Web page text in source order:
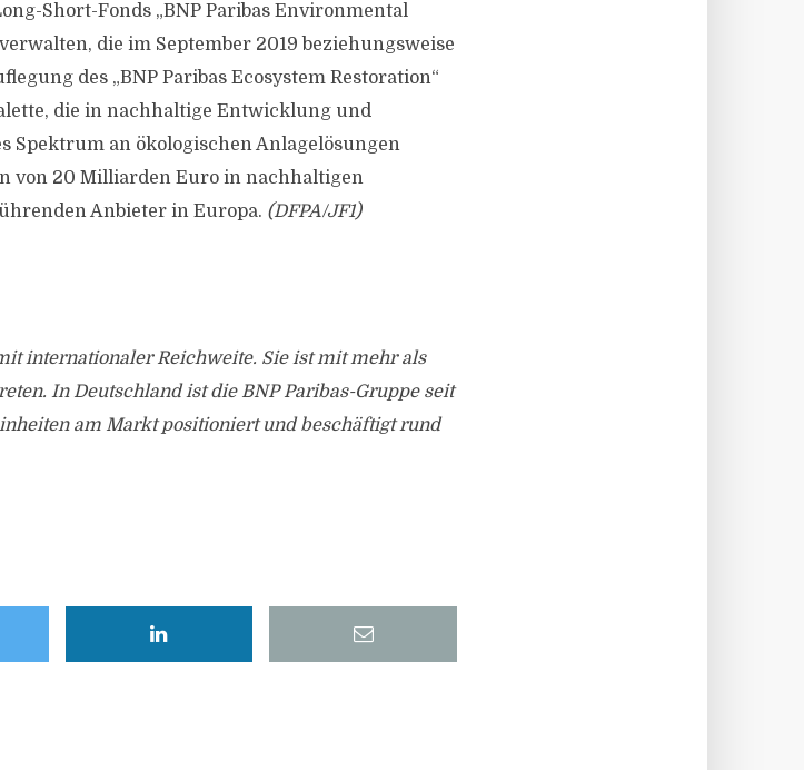
Short-Fonds „BNP Paribas Environmental
die im September 2019 beziehungsweise
des „BNP Paribas Ecosystem Restoration“
die in nachhaltige Entwicklung und
Spektrum an ökologischen Anlagelösungen
von 20 Milliarden Euro in nachhaltigen
Anbieter in Europa. (DFPA/JF1)
internationaler Reichweite. Sie ist mit mehr als
In Deutschland ist die BNP Paribas-Gruppe seit
am Markt positioniert und beschäftigt rund